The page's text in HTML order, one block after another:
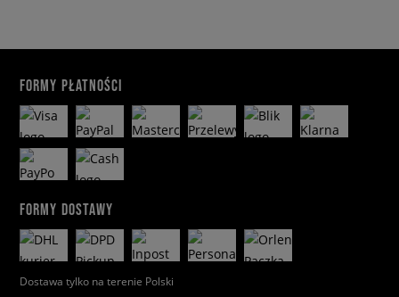
FORMY PŁATNOŚCI
FORMY DOSTAWY
Dostawa tylko na terenie Polski